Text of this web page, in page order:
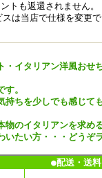
トも返還されません。
は当店で仕様を変更で
イタリアン洋風おせ
。
ちを少しでも感じて
のイタリアンを求め
たい方・・・どうぞ
●配送・送